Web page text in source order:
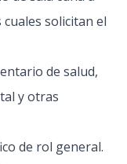
solicitan el
de salud,
y otras
de rol general.